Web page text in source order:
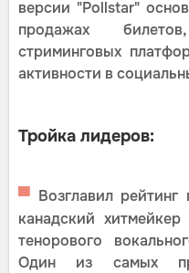
версии "Pollstar"
продажах
стриминговых
активности в
Тройка лидеров:
▀ Возглавил
канадский
тенорового
Один из самых